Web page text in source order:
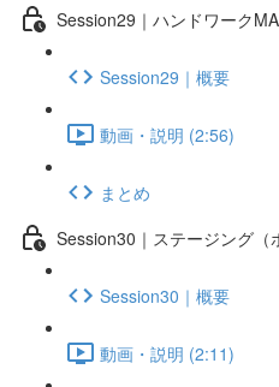
Session29｜ハンドワーク
Session29｜概要
動画・説明 (2:56)
まとめ
Session30｜ステージング（
Session30｜概要
動画・説明 (2:11)